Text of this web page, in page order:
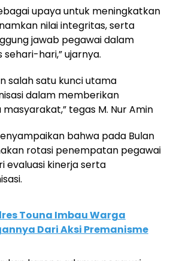
upaya untuk meningkatkan
nilai integritas, serta
jawab pegawai dalam
hari,” ujarnya.
salah satu kunci utama
dalam memberikan
tegas M. Nur Amin
bahwa pada Bulan
rotasi penempatan pegawai
evaluasi kinerja serta
Touna Imbau Warga
Dari Aksi Premanisme